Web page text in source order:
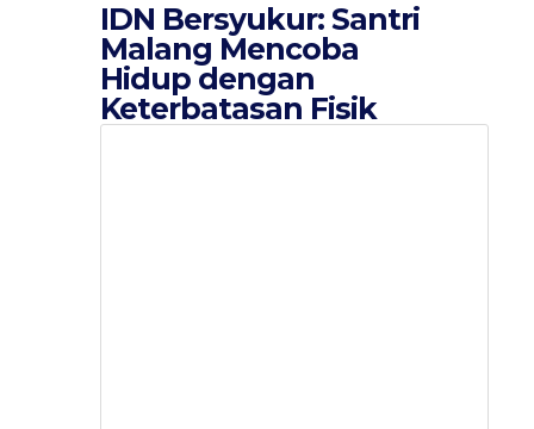
IDN Bersyukur: Santri
Malang Mencoba
Hidup dengan
Keterbatasan Fisik